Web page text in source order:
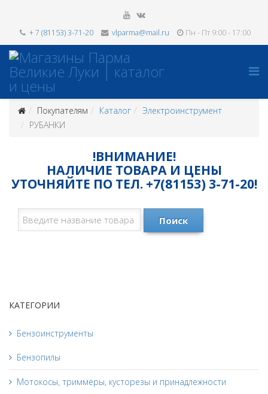
+ 7 (81153) 3-71-20 vlparma@mail.ru Пн - Пт 9:00 - 17:00
Покупателям Каталог
Электроинструмент
РУБАНКИ
!ВНИМАНИЕ!
НАЛИЧИЕ ТОВАРА И ЦЕНЫ
УТОЧНЯЙТЕ ПО ТЕЛ. +7(81153) 3-71-20!
Поиск
КАТЕГОРИИ
Бензоинструменты
Бензопилы
Мотокосы, триммеры, кусторезы и принадлежности